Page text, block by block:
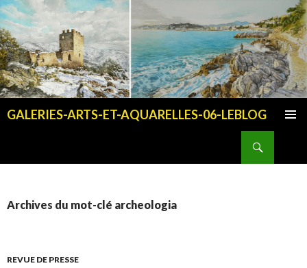
GALERIES-ARTS-ET-AQUARELLES-06-LEBLOG
Archives du mot-clé archeologia
REVUE DE PRESSE